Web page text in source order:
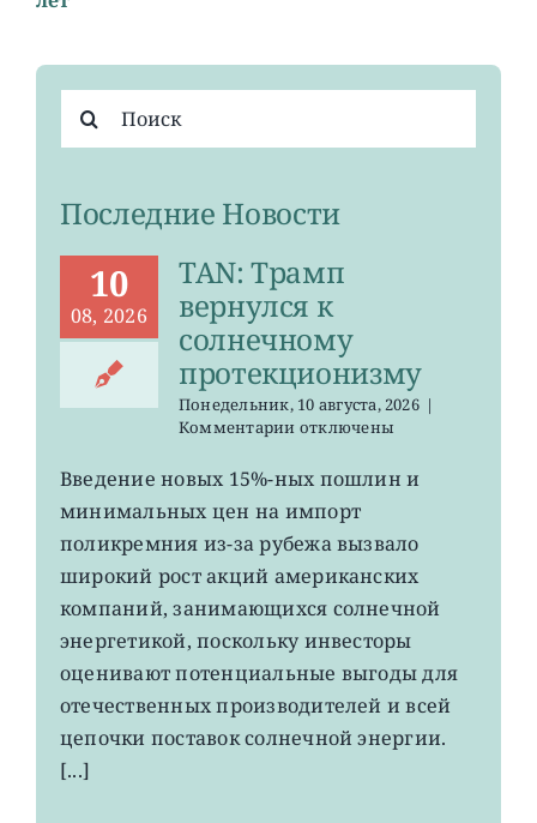
поиска:
Последние Новости
10
08, 2026
TAN: Трамп
вернулся к
солнечному
протекционизму
Понедельник, 10 августа, 2026 |
Комментариик
TAN:
вернулся
к
протекционизму
отключены
Введение новых 15%-ных пошлин и
минимальных цен на импорт
поликремния из-за рубежа вызвало
широкий рост акций американских
компаний, занимающихся солнечной
энергетикой, поскольку инвесторы
оценивают потенциальные выгоды для
отечественных производителей и всей
цепочки поставок солнечной энергии.
[...]